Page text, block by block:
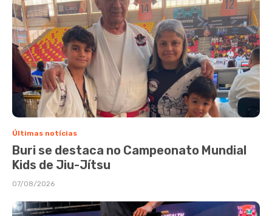
Últimas notícias
Buri se destaca no Campeonato Mundial
Kids de Jiu-Jítsu
07/08/2026